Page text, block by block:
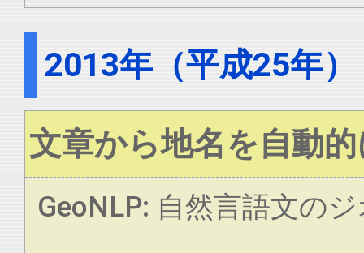
2013年（平成25年）
文章から地名を自動
GeoNLP: 自然言語文の